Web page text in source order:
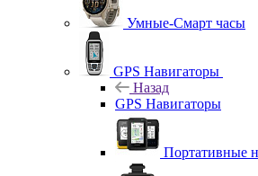
Умные-Смарт часы
GPS Навигаторы
Назад
GPS Навигаторы
Портативные